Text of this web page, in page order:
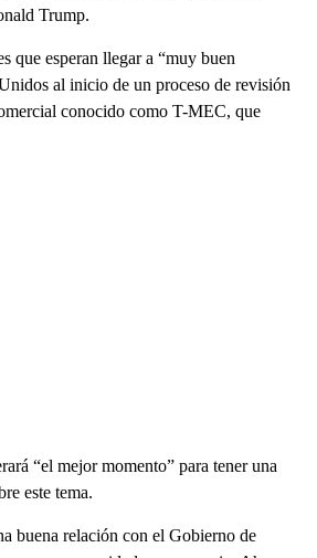
Trump.
que esperan llegar a “muy buen
al inicio de un proceso de revisión
conocido como T-MEC, que
“el mejor momento” para tener una
este tema.
buena relación con el Gobierno de